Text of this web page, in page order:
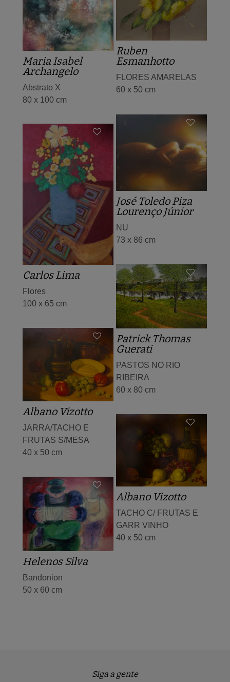
Ruben
Esmanhotto
FLORES AMARELAS
60 x 50 cm
Maria Isabel
Archangelo
Abstrato X
80 x 100 cm
José Toledo Piza
Lourenço Júnior
NU
73 x 86 cm
Carlos Lima
Flores
100 x 65 cm
Patrick Thomas
Guerati
PASTOS NO RIO
RIBEIRA
60 x 80 cm
Albano Vizotto
JARRA/TACHO E
FRUTAS S/MESA
40 x 50 cm
Albano Vizotto
TACHO C/ FRUTAS E
GARR VINHO
40 x 50 cm
Helenos Silva
Bandonion
50 x 60 cm
Siga a gente